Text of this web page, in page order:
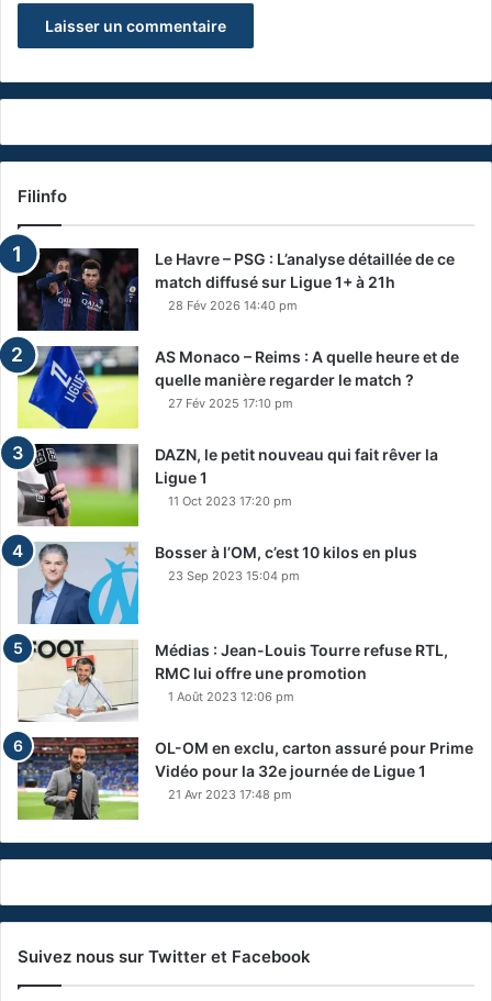
Filinfo
Le Havre – PSG : L’analyse détaillée de ce
match diffusé sur Ligue 1+ à 21h
28 Fév 2026 14:40 pm
AS Monaco – Reims : A quelle heure et de
quelle manière regarder le match ?
27 Fév 2025 17:10 pm
DAZN, le petit nouveau qui fait rêver la
Ligue 1
11 Oct 2023 17:20 pm
Bosser à l’OM, c’est 10 kilos en plus
23 Sep 2023 15:04 pm
Médias : Jean-Louis Tourre refuse RTL,
RMC lui offre une promotion
1 Août 2023 12:06 pm
OL-OM en exclu, carton assuré pour Prime
Vidéo pour la 32e journée de Ligue 1
21 Avr 2023 17:48 pm
Suivez nous sur Twitter et Facebook